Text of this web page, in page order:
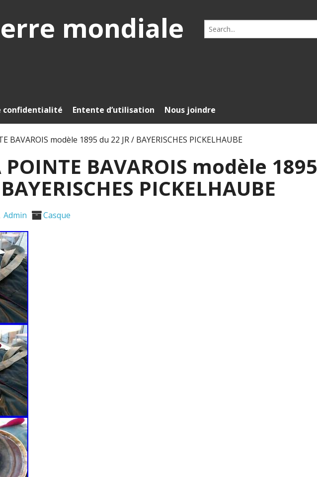
mondiale
Search
for:
confidentialité Entente d’utilisation Nous joindre
BAVAROIS modèle 1895 du 22 JR / BAYERISCHES PICKELHAUBE
POINTE BAVAROIS modèle 1895
PICKELHAUBE
Admin Casque